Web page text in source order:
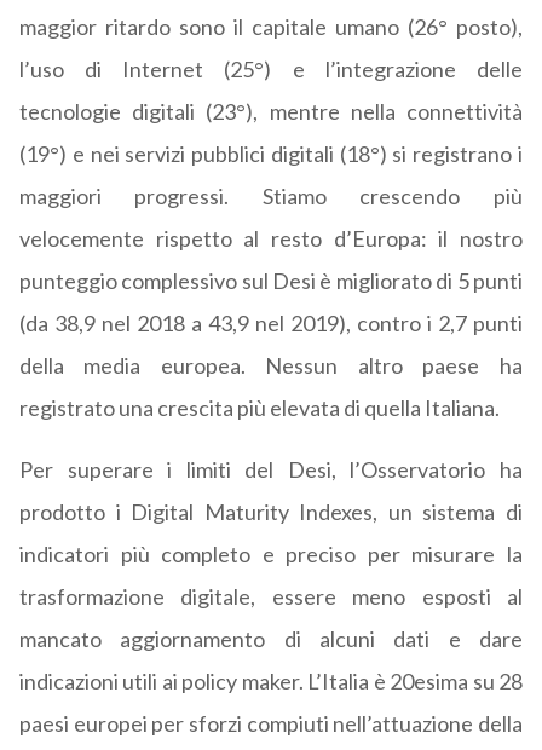
maggior ritardo sono il capitale umano (26° posto),
l’uso di Internet (25°) e l’integrazione delle
tecnologie digitali (23°), mentre nella connettività
(19°) e nei servizi pubblici digitali (18°) si registrano i
maggiori progressi. Stiamo crescendo più
velocemente rispetto al resto d’Europa: il nostro
punteggio complessivo sul Desi è migliorato di 5 punti
(da 38,9 nel 2018 a 43,9 nel 2019), contro i 2,7 punti
della media europea. Nessun altro paese ha
registrato una crescita più elevata di quella Italiana.
Per superare i limiti del Desi, l’Osservatorio ha
prodotto i Digital Maturity Indexes, un sistema di
indicatori più completo e preciso per misurare la
trasformazione digitale, essere meno esposti al
mancato aggiornamento di alcuni dati e dare
indicazioni utili ai policy maker. L’Italia è 20esima su 28
paesi europei per sforzi compiuti nell’attuazione della